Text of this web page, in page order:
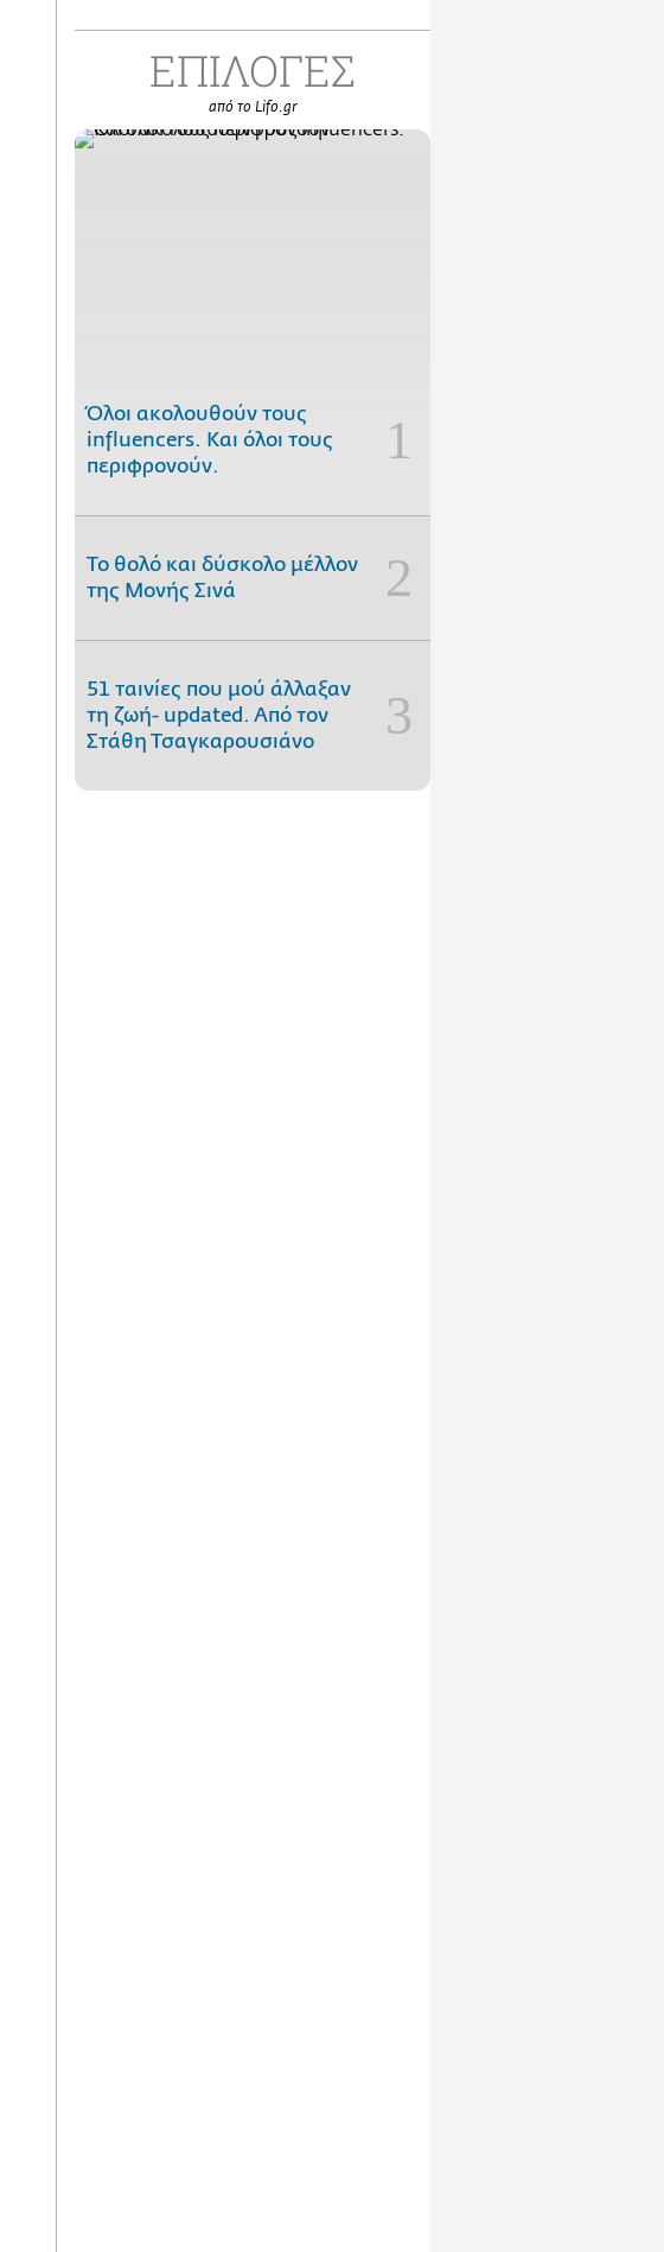
ΕΠΙΛΟΓΕΣ
από το Lifo.gr
Όλοι ακολουθούν τους
influencers. Και όλοι τους
περιφρονούν.
Το θολό και δύσκολο μέλλον
της Μονής Σινά
51 ταινίες που μού άλλαξαν
τη ζωή- updated. Aπό τον
Στάθη Τσαγκαρουσιάνο